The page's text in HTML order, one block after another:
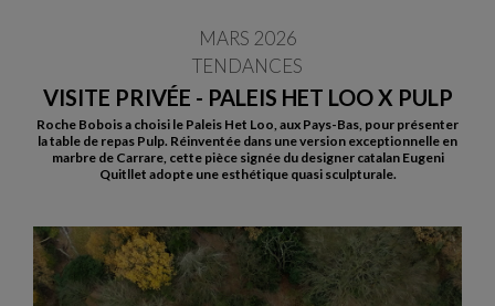
VISITE PRIVÉE - PALEIS HET LOO X PULP
MARS 2026
TENDANCES
Roche Bobois a choisi le Paleis Het Loo, aux Pays-Bas, pour présenter
la table de repas Pulp. Réinventée dans une version exceptionnelle en
marbre de Carrare, cette pièce signée du designer catalan Eugeni
Quitllet adopte une esthétique quasi sculpturale.